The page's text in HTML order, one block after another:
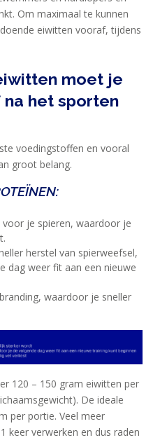
Om maximaal te kunnen
eiwitten vooraf, tijdens
moet je
het sporten
voedingstoffen en vooral
groot belang.
je spieren, waardoor je
herstel van spierweefsel,
dag weer fit aan een nieuwe
waardoor je sneller
120 – 150 gram eiwitten per
De ideale
per portie. Veel meer
keer verwerken en dus raden